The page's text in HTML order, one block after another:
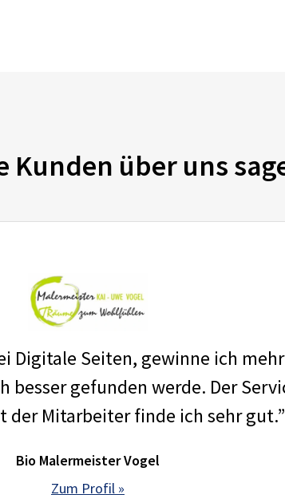
Kunden über uns
Digitale Seiten, gewinne ich
gefunden werde. Der
der Mitarbeiter finde ich sehr gut.”
Bio Malermeister Vogel
Zum Profil »